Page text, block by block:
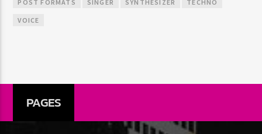
POST FORMATS SINGER SYNTHESIZER TECHNO
VOICE
PAGES